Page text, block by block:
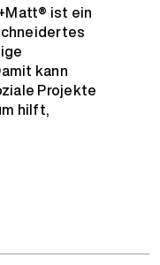
ist ein
kann
Projekte
hilft,